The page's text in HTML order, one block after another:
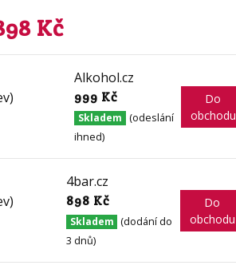
Kč
Alkohol.cz
999 Kč
Skladem (odeslání
ihned)
Do
obchodu
4bar.cz
898 Kč
Skladem (dodání do
3 dnů)
Do
obchodu